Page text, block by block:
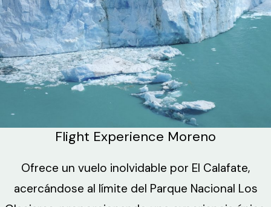
Flight Experience Moreno
Ofrece un vuelo inolvidable por El Calafate,
acercándose al límite del Parque Nacional Los